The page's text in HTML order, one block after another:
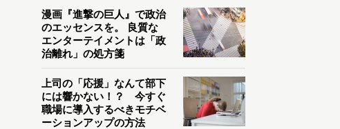
漫画『進撃の巨人』で政治
のエッセンスを。 良質な
エンターテイメントは「政
治離れ」の処方箋
上司の「応援」なんて部下
には響かない！？ 今すぐ
職場に導入するべきモチベ
ーションアップの方法